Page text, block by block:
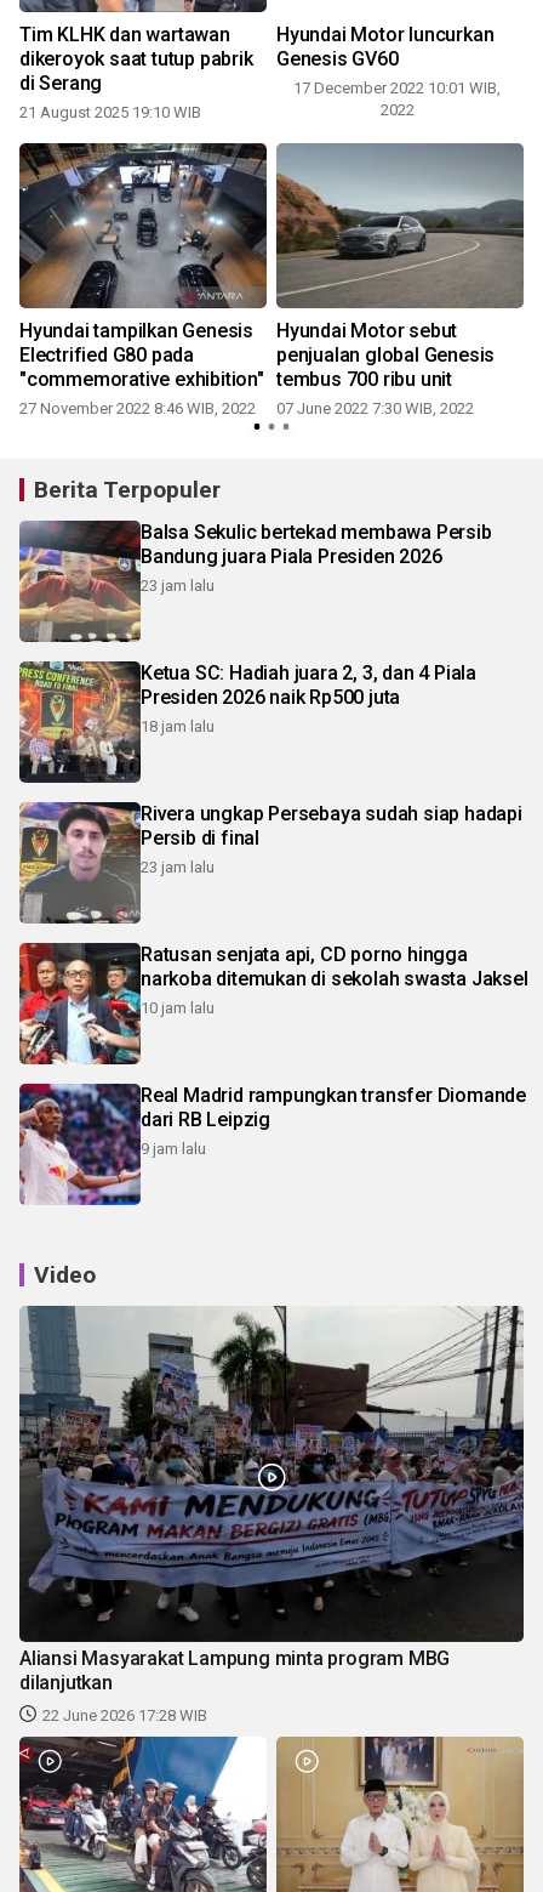
Tim KLHK dan wartawan
dikeroyok saat tutup pabrik
di Serang
21 August 2025 19:10 WIB
Hyundai Motor luncurkan
Genesis GV60
17 December 2022 10:01 WIB,
2022
Hyundai tampilkan Genesis
Electrified G80 pada
"commemorative exhibition"
27 November 2022 8:46 WIB, 2022
Hyundai Motor sebut
penjualan global Genesis
tembus 700 ribu unit
07 June 2022 7:30 WIB, 2022
Berita Terpopuler
Balsa Sekulic bertekad membawa Persib
Bandung juara Piala Presiden 2026
23 jam lalu
Ketua SC: Hadiah juara 2, 3, dan 4 Piala
Presiden 2026 naik Rp500 juta
18 jam lalu
Rivera ungkap Persebaya sudah siap hadapi
Persib di final
23 jam lalu
Ratusan senjata api, CD porno hingga
narkoba ditemukan di sekolah swasta Jaksel
10 jam lalu
Real Madrid rampungkan transfer Diomande
dari RB Leipzig
9 jam lalu
Video
Aliansi Masyarakat Lampung minta program MBG
dilanjutkan
22 June 2026 17:28 WIB